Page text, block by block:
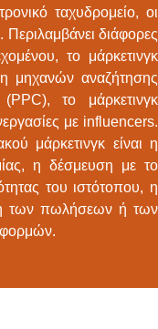
ταχυδρομείο, οι
Περιλαμβάνει διάφορες
το μάρκετινγκ
μηχανών αναζήτησης
το μάρκετινγκ
με influencers.
μάρκετινγκ είναι η
η δέσμευση με το
του ιστότοπου, η
των πωλήσεων ή των